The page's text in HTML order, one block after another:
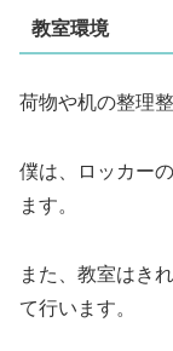
教室環境
荷物や机の整理
僕は、ロッカー
ます。
また、教室はき
て行います。